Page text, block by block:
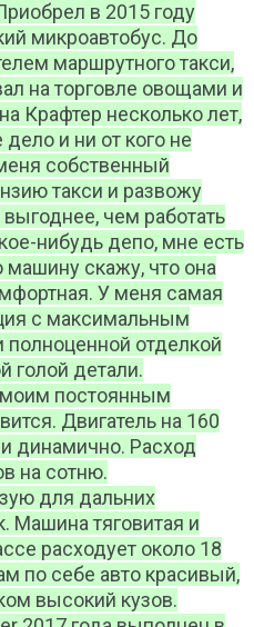
в 2015 году
микроавтобус. До
маршрутного такси,
на торговле овощами и
Крафтер несколько лет,
и ни от кого не
собственный
такси и развожу
чем работать
нибудь депо, мне есть
машину скажу, что она
У меня самая
с максимальным
полноценной отделкой
голой детали.
моим постоянным
Двигатель на 160
динамично. Расход
на сотню.
для дальних
Машина тяговитая и
расходует около 18
по себе авто красивый,
высокий кузов.